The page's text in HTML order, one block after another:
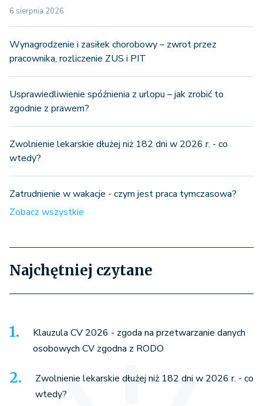
6 sierpnia 2026
Wynagrodzenie i zasiłek chorobowy – zwrot przez
pracownika, rozliczenie ZUS i PIT
Usprawiedliwienie spóźnienia z urlopu – jak zrobić to
zgodnie z prawem?
Zwolnienie lekarskie dłużej niż 182 dni w 2026 r. - co
wtedy?
Zatrudnienie w wakacje - czym jest praca tymczasowa?
Zobacz wszystkie
Najchętniej czytane
Klauzula CV 2026 - zgoda na przetwarzanie danych
osobowych CV zgodna z RODO
Zwolnienie lekarskie dłużej niż 182 dni w 2026 r. - co
wtedy?